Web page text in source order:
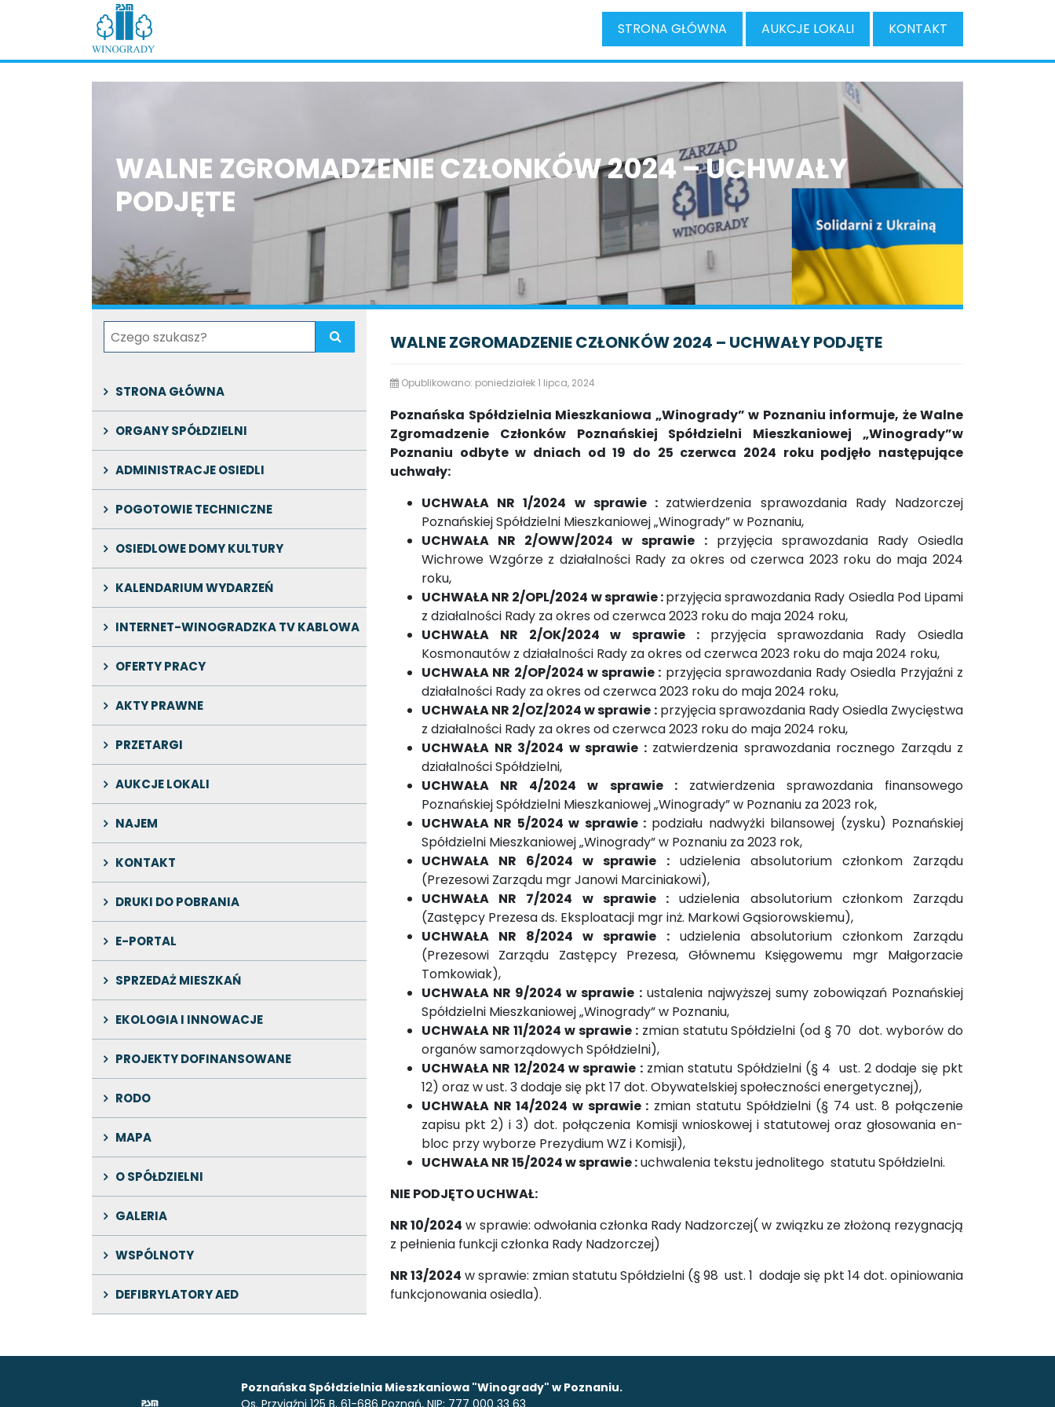
STRONA GŁÓWNA AUKCJE LOKALI KONTAKT
WALNE ZGROMADZENIE CZŁONKÓW 2024 – UCHWAŁY
PODJĘTE
STRONA GŁÓWNA
ORGANY SPÓŁDZIELNI
ADMINISTRACJE OSIEDLI
POGOTOWIE TECHNICZNE
OSIEDLOWE DOMY KULTURY
KALENDARIUM WYDARZEŃ
INTERNET-WINOGRADZKA TV KABLOWA
OFERTY PRACY
AKTY PRAWNE
PRZETARGI
AUKCJE LOKALI
NAJEM
KONTAKT
DRUKI DO POBRANIA
E-PORTAL
SPRZEDAŻ MIESZKAŃ
EKOLOGIA I INNOWACJE
PROJEKTY DOFINANSOWANE
RODO
MAPA
O SPÓŁDZIELNI
GALERIA
WSPÓLNOTY
DEFIBRYLATORY AED
WALNE ZGROMADZENIE CZŁONKÓW 2024 – UCHWAŁY PODJĘTE
Opublikowano: poniedziałek 1 lipca, 2024
Poznańska Spółdzielnia Mieszkaniowa „Winogrady” w Poznaniu informuje, że Walne
Zgromadzenie Członków Poznańskiej Spółdzielni Mieszkaniowej „Winogrady”w
Poznaniu odbyte w dniach od 19 do 25 czerwca 2024 roku podjęło następujące
uchwały:
UCHWAŁA NR 1/2024 w sprawie : zatwierdzenia sprawozdania Rady Nadzorczej
Poznańskiej Spółdzielni Mieszkaniowej „Winogrady” w Poznaniu,
UCHWAŁA NR 2/OWW/2024 w sprawie :przyjęcia sprawozdania Rady Osiedla
Wichrowe Wzgórze z działalności Rady za okres od czerwca 2023 roku do maja 2024
roku,
UCHWAŁA NR 2/OPL/2024 w sprawie :przyjęcia sprawozdania Rady Osiedla Pod Lipami
z działalności Rady za okres od czerwca 2023 roku do maja 2024 roku,
UCHWAŁA NR 2/OK/2024 w sprawie : przyjęcia sprawozdania Rady Osiedla
Kosmonautów z działalności Rady za okres od czerwca 2023 roku do maja 2024 roku,
UCHWAŁA NR 2/OP/2024 w sprawie : przyjęcia sprawozdania Rady Osiedla Przyjaźni z
działalności Rady za okres od czerwca 2023 roku do maja 2024 roku,
UCHWAŁA NR 2/OZ/2024 w sprawie :przyjęcia sprawozdania Rady Osiedla Zwycięstwa
z działalności Rady za okres od czerwca 2023 roku do maja 2024 roku,
UCHWAŁA NR 3/2024 w sprawie :zatwierdzenia sprawozdania rocznego Zarządu z
działalności Spółdzielni,
UCHWAŁA NR 4/2024 w sprawie :zatwierdzenia sprawozdania finansowego
Poznańskiej Spółdzielni Mieszkaniowej „Winogrady” w Poznaniu za 2023 rok,
UCHWAŁA NR 5/2024 w sprawie : podziału nadwyżki bilansowej (zysku) Poznańskiej
Spółdzielni Mieszkaniowej „Winogrady” w Poznaniu za 2023 rok,
UCHWAŁA NR 6/2024 w sprawie :udzielenia absolutorium członkom Zarządu
(Prezesowi Zarządu mgr Janowi Marciniakowi),
UCHWAŁA NR 7/2024 w sprawie : udzielenia absolutorium członkom Zarządu
(Zastępcy Prezesa ds. Eksploatacji mgr inż. Markowi Gąsiorowskiemu),
UCHWAŁA NR 8/2024 w sprawie :udzielenia absolutorium członkom Zarządu
(Prezesowi Zarządu Zastępcy Prezesa, Głównemu Księgowemu mgr Małgorzacie
Tomkowiak),
UCHWAŁA NR 9/2024 w sprawie :ustalenia najwyższej sumy zobowiązań Poznańskiej
Spółdzielni Mieszkaniowej „Winogrady” w Poznaniu,
UCHWAŁA NR 11/2024 w sprawie :zmian statutu Spółdzielni (od § 70 dot. wyborów do
organów samorządowych Spółdzielni),
UCHWAŁA NR 12/2024 w sprawie :zmian statutu Spółdzielni (§ 4 ust. 2 dodaje się pkt
12) oraz w ust. 3 dodaje się pkt 17 dot. Obywatelskiej społeczności energetycznej),
UCHWAŁA NR 14/2024 w sprawie : zmian statutu Spółdzielni (§ 74 ust. 8 połączenie
zapisu pkt 2) i 3) dot. połączenia Komisji wnioskowej i statutowej oraz głosowania en-
bloc przy wyborze Prezydium WZ i Komisji),
UCHWAŁA NR 15/2024 w sprawie :uchwalenia tekstu jednolitego statutu Spółdzielni.
NIE PODJĘTO UCHWAŁ:
NR 10/2024 w sprawie: odwołania członka Rady Nadzorczej( w związku ze złożoną rezygnacją
z pełnienia funkcji członka Rady Nadzorczej)
NR 13/2024 w sprawie: zmian statutu Spółdzielni (§ 98 ust. 1 dodaje się pkt 14 dot. opiniowania
funkcjonowania osiedla).
Poznańska Spółdzielnia Mieszkaniowa "Winogrady" w Poznaniu.
Os. Przyjaźni 125 B, 61-686 Poznań, NIP: 777 000 33 63